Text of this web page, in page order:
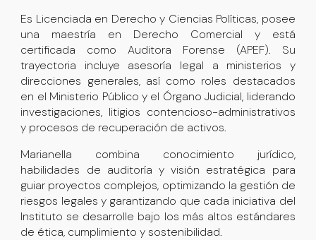
Es Licenciada en Derecho y Ciencias Políticas, posee
una maestría en Derecho Comercial y está
certificada como Auditora Forense (APEF). Su
trayectoria incluye asesoría legal a ministerios y
direcciones generales, así como roles destacados
en el Ministerio Público y el Órgano Judicial, liderando
investigaciones, litigios contencioso-administrativos
y procesos de recuperación de activos.
Marianella combina conocimiento jurídico,
habilidades de auditoría y visión estratégica para
guiar proyectos complejos, optimizando la gestión de
riesgos legales y garantizando que cada iniciativa del
Instituto se desarrolle bajo los más altos estándares
de ética, cumplimiento y sostenibilidad.